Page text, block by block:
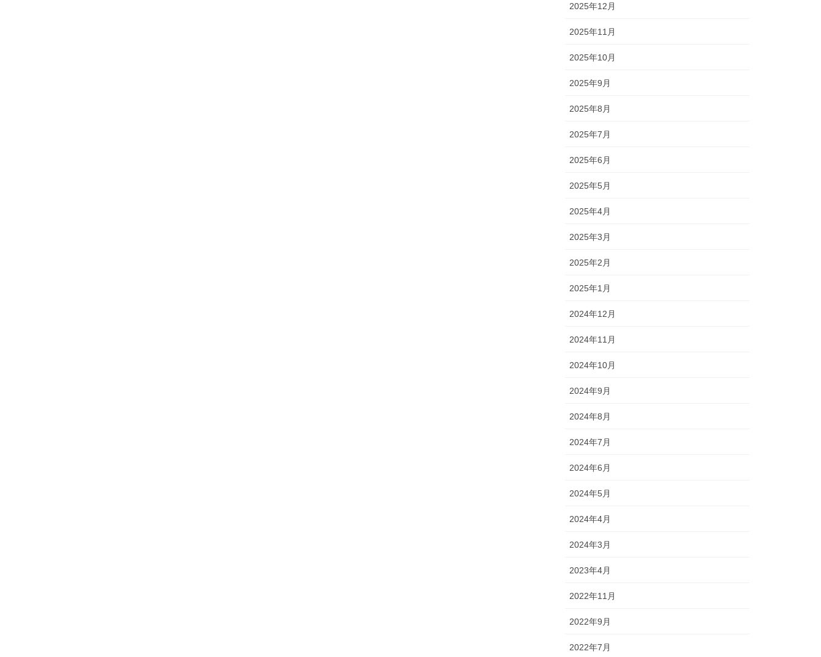
2025年12月
2025年11月
2025年10月
2025年9月
2025年8月
2025年7月
2025年6月
2025年5月
2025年4月
2025年3月
2025年2月
2025年1月
2024年12月
2024年11月
2024年10月
2024年9月
2024年8月
2024年7月
2024年6月
2024年5月
2024年4月
2024年3月
2023年4月
2022年11月
2022年9月
2022年7月